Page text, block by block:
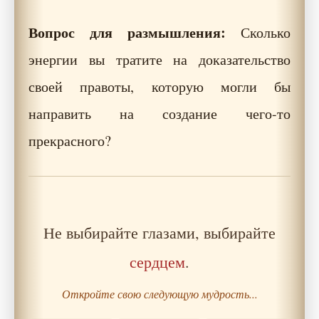
Вопрос для размышления: Сколько
энергии вы тратите на доказательство
своей правоты, которую могли бы
направить на создание чего-то
прекрасного?
Не выбирайте глазами, выбирайте
сердцем.
Откройте свою следующую мудрость...